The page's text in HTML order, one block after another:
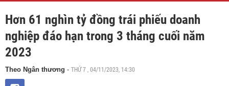
Hơn 61 nghìn tỷ đồng trái phiếu doanh
nghiệp đáo hạn trong 3 tháng cuối năm
2023
Theo Ngân thương - THỨ 7 , 04/11/2023, 14:30